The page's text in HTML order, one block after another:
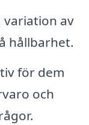
variation av
hållbarhet.
för dem
och